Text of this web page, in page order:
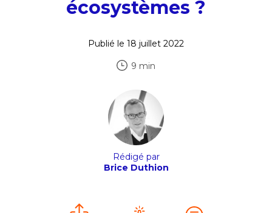
écosystèmes ?
Publié le 18 juillet 2022
9 min
Rédigé par
Brice Duthion